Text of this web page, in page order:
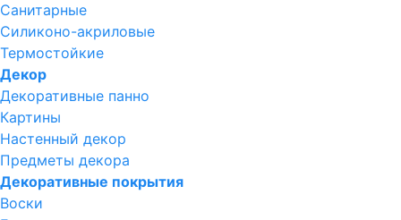
Санитарные
Силиконо-акриловые
Термостойкие
Декор
Декоративные панно
Картины
Настенный декор
Предметы декора
Декоративные покрытия
Воски